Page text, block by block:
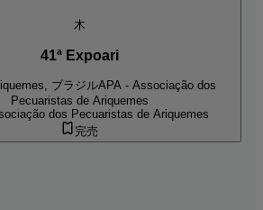
木
41ª Expoari
ブラジルAPA - Associação dos
Pecuaristas de Ariquemes
dos Pecuaristas de Ariquemes
完売